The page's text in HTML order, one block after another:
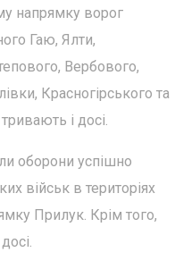
напрямку ворог
Гаю, Ялти,
Вербового,
Красногірського та
і досі.
оборони успішно
військ в територіях
Прилук. Крім того,